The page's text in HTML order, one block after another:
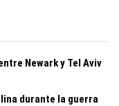
Newark y Tel Aviv
durante la guerra